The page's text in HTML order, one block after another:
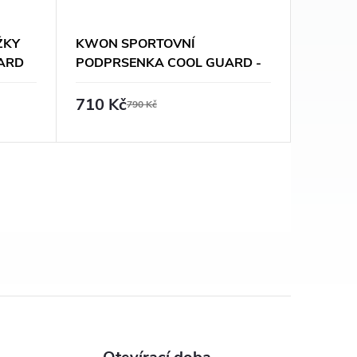
KWON SPORTOVNÍ
PODPRSENKA COOL GUARD -
710 Kč790 Kč